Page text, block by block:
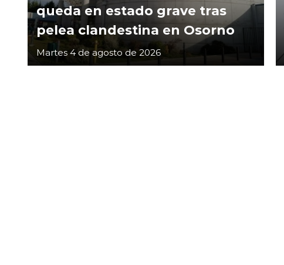
queda en estado grave tras
pelea clandestina en Osorno
Martes 4 de agosto de 2026